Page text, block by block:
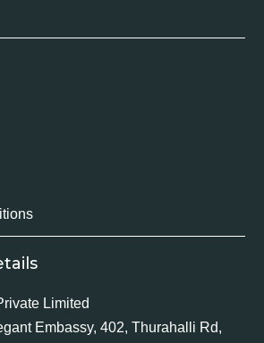
Limited
Embassy, 402, Thurahalli Rd,